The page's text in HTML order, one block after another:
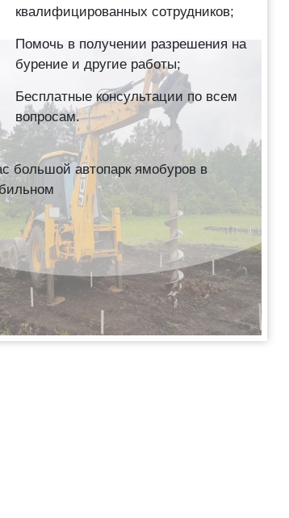
квалифицированных сотрудников;
Помочь в получении разрешения на
бурение и другие работы;
Бесплатные консультации по всем
вопросам.
большой автопарк ямобуров в